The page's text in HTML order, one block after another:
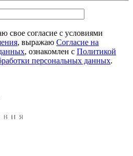
свое согласие с условиями
, выражаю Согласие на
, ознакомлен с Политикой
персональных данных.